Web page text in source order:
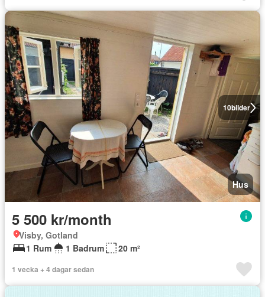
10bilder
Hus
5 500 kr/month
Visby, Gotland
1 Rum
1 Badrum 20 m²
1 vecka + 4 dagar sedan